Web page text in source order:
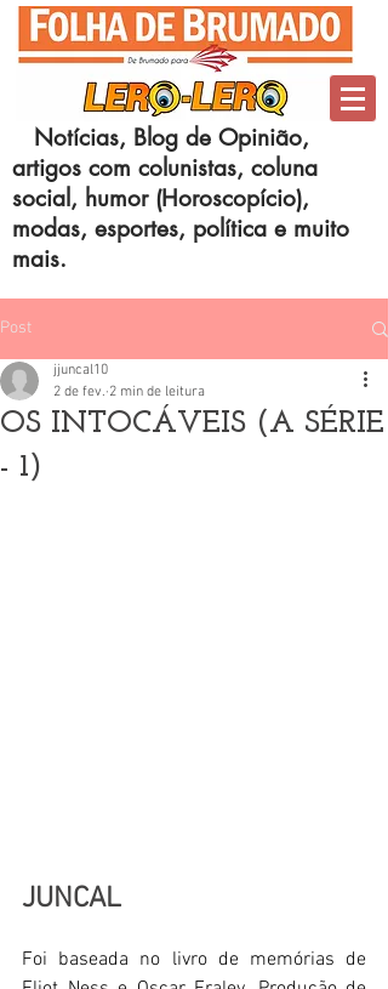
Notícias, Blog de Opinião,
artigos com colunistas, coluna
social, humor (Horoscopício),
modas, esportes, política e muito
mais.
Post
OS INTOCÁVEIS (A SÉRIE
- 1)
jjuncal10
2 de fev. 2 min de leitura
JUNCAL
Foi baseada no livro de memórias de